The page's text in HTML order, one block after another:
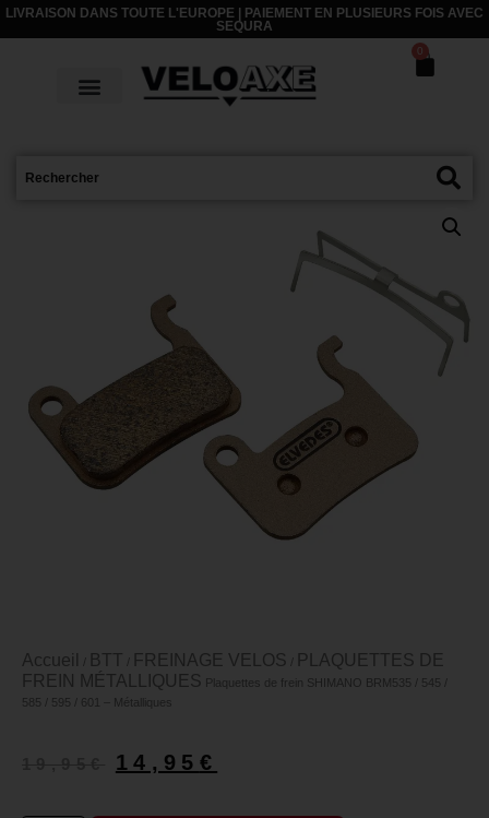
LIVRAISON DANS TOUTE L'EUROPE | PAIEMENT EN PLUSIEURS FOIS AVEC
SEQURA
0
Accueil BTT FREINAGE VELOS
PLAQUETTES DE
FREIN MÉTALLIQUES Plaquettes de frein SHIMANO BRM535 / 545 /
585 / 595 / 601 – Métalliques
14,95 €